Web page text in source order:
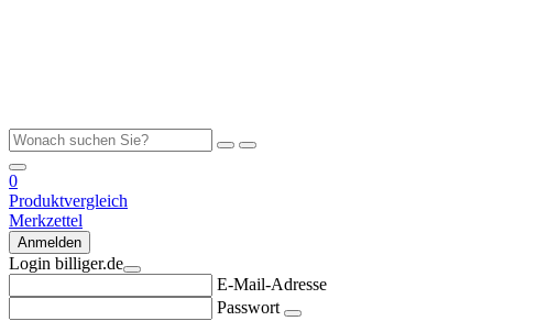
0
Produktvergleich
Merkzettel
Anmelden
Login billiger.de
E-Mail-Adresse
Passwort